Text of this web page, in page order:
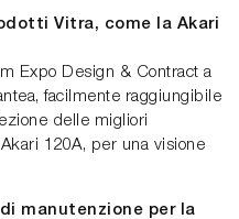
Vitra, come la Akari
Expo Design & Contract a
facilmente raggiungibile
delle migliori
120A, per una visione
manutenzione per la